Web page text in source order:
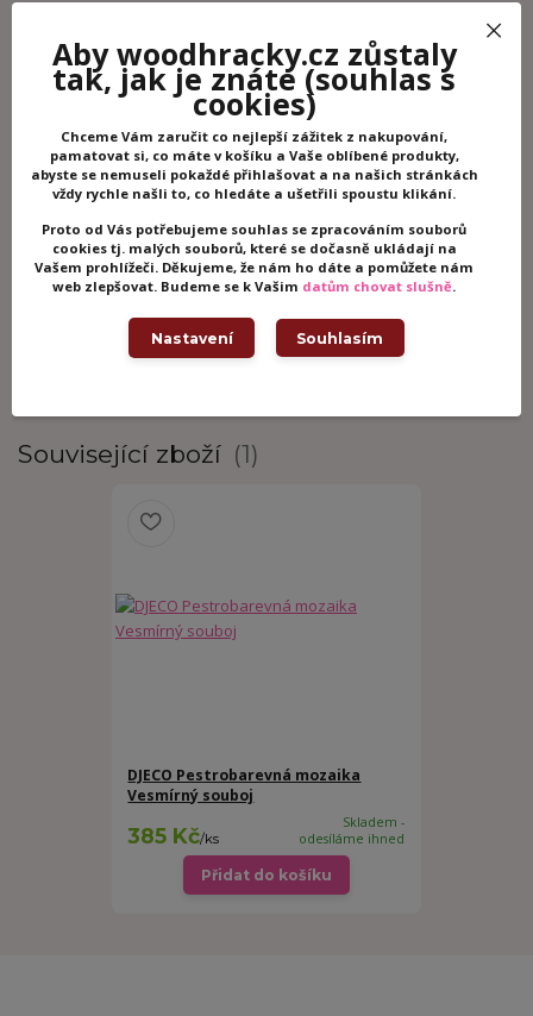
Potřebujete poradit?
+420 605 062 233
(Po-Ne, 8-21 hod.)
Zboží zařazeno v kategoriích
Kreativní hračky
Třpytivé tvoření
Související zboží 1
DJECO Pestrobarevná mozaika
Vesmírný souboj
385 Kč/ks
Skladem -
odesíláme ihned
Přidat do košíku
Aby woodhracky.cz zůstaly
tak, jak je znáte(souhlas s
cookies)
Chceme Vám zaručit co nejlepší zážitek z nakupování,
pamatovat si, co máte v košíku a Vaše oblíbené produkty,
abyste se nemuseli pokaždé přihlašovat a na našich stránkách
vždy rychle našli to, co hledáte a ušetřili spoustu klikání.
Proto od Vás potřebujeme souhlas se zpracováním souborů
cookies tj. malých souborů, které se dočasně ukládají na
Vašem prohlížeči. Děkujeme, že nám ho dáte a pomůžete nám
web zlepšovat. Budeme se k Vašim datům chovat slušně.
Nastavení Souhlasím